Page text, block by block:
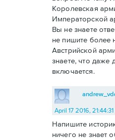
Королевская
Императорской
Вы не знаете
не пишите более
Австрийской
знаете, что даже
включается.
April 17 2016, 21:44:31
Напишите
ничего не знает